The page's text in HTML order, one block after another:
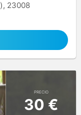
23008
PRECIO
30 €